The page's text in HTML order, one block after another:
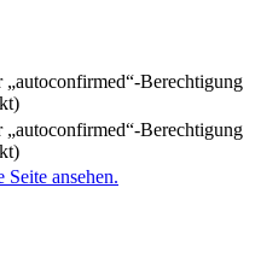
Berechtigung
Berechtigung
ansehen.